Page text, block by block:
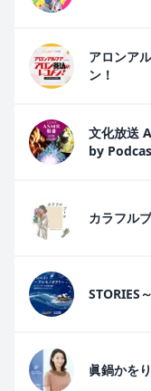
アロンア
ン！
文化放送
by
カラフル
STORIES
眞鍋かを